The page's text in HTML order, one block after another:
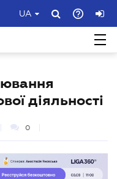
UA
діяльності
0